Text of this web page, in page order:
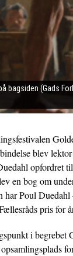
bagsiden (Gads
blev
opfordret
en bog om
har Poul
pris for
i begrebet